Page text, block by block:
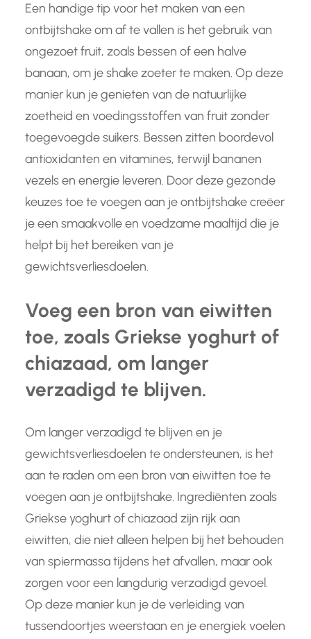
Een handige tip voor het maken van een
ontbijtshake om af te vallen is het gebruik van
ongezoet fruit, zoals bessen of een halve
banaan, om je shake zoeter te maken. Op deze
manier kun je genieten van de natuurlijke
zoetheid en voedingsstoffen van fruit zonder
toegevoegde suikers. Bessen zitten boordevol
antioxidanten en vitamines, terwijl bananen
vezels en energie leveren. Door deze gezonde
keuzes toe te voegen aan je ontbijtshake creëer
je een smaakvolle en voedzame maaltijd die je
helpt bij het bereiken van je
gewichtsverliesdoelen.
Voeg een bron van eiwitten
toe, zoals Griekse yoghurt of
chiazaad, om langer
verzadigd te blijven.
Om langer verzadigd te blijven en je
gewichtsverliesdoelen te ondersteunen, is het
aan te raden om een bron van eiwitten toe te
voegen aan je ontbijtshake. Ingrediënten zoals
Griekse yoghurt of chiazaad zijn rijk aan
eiwitten, die niet alleen helpen bij het behouden
van spiermassa tijdens het afvallen, maar ook
zorgen voor een langdurig verzadigd gevoel.
Op deze manier kun je de verleiding van
tussendoortjes weerstaan en je energiek voelen